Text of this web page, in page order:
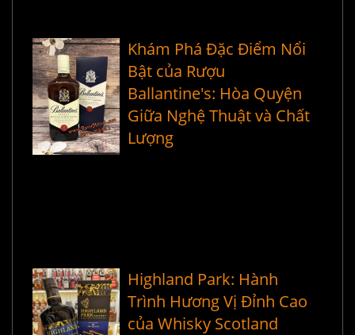
Khám Phá Đặc Điểm Nổi
Bật của Rượu
Ballantine's: Hòa Quyện
Giữa Nghệ Thuật và Chất
Lượng
Highland Park: Hành
Trình Hương Vị Đỉnh Cao
của Whisky Scotland